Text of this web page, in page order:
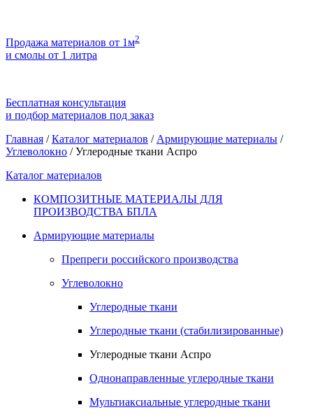
Продажа материалов от 1м2
и смолы от 1 литра
Бесплатная консультация
и подбор материалов под заказ
Главная / Каталог материалов / Армирующие материалы /
Углеволокно /Углеродные ткани Аспро
Каталог материалов
КОМПОЗИТНЫЕ МАТЕРИАЛЫ ДЛЯ
ПРОИЗВОДСТВА БПЛА
Армирующие материалы
Препреги российского производства
Углеволокно
Углеродные ткани
Углеродные ткани (стабилизированные)
Углеродные ткани Аспро
Однонаправленные углеродные ткани
Мультиаксиальные углеродные ткани